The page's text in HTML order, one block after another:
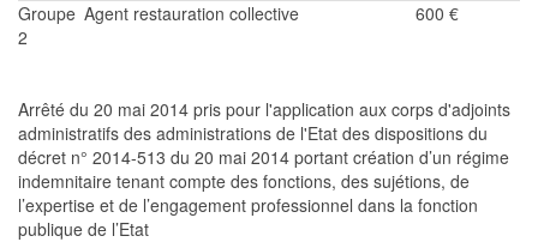
Groupe
2
Agent restauration collective 600 €
Arrêté du 20 mai 2014 pris pour l'application aux corps d'adjoints
administratifs des administrations de l'Etat des dispositions du
décret n° 2014-513 du 20 mai 2014 portant création d’un régime
indemnitaire tenant compte des fonctions, des sujétions, de
l’expertise et de l’engagement professionnel dans la fonction
publique de l’Etat